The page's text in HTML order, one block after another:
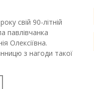
свій 90-літній
павлівчанка
Олексіївна.
з нагоди такої